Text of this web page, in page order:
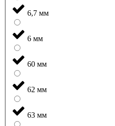
6,7 мм
6 мм
60 мм
62 мм
63 мм